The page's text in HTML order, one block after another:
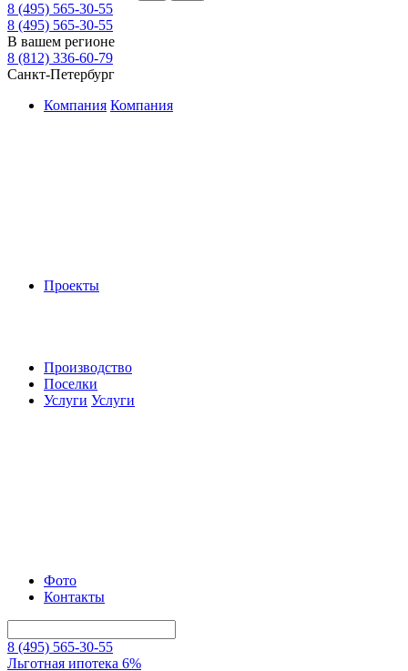
8 (495) 565-30-55
8 (495) 565-30-55
В вашем регионе
8 (812) 336-60-79
Санкт-Петербург
Компания Компания
Проекты
Производство
Поселки
Услуги Услуги
Фото
Контакты
8 (495) 565-30-55
Льготная ипотека 6%